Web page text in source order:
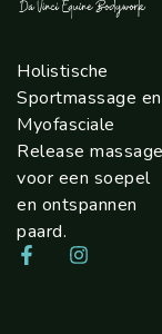
Holistische
Sportmassage en
Myofasciale
Release massage
voor een soepel
en ontspannen
paard.